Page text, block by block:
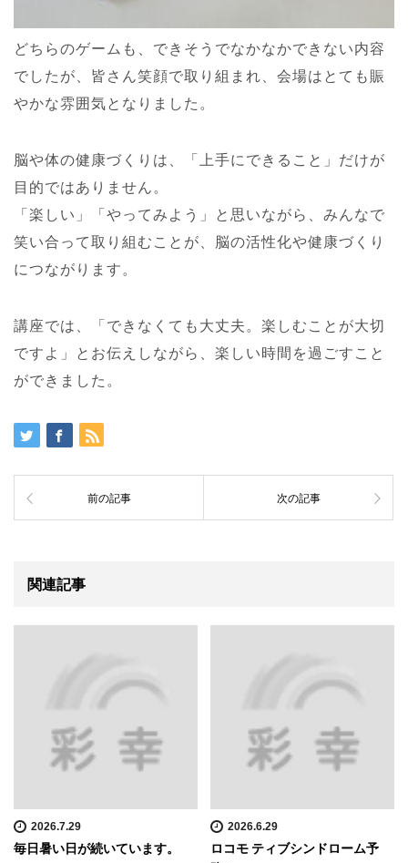
どちらのゲームも、できそうでなかなかできない内容
でしたが、皆さん笑顔で取り組まれ、会場はとても賑
やかな雰囲気となりました。
脳や体の健康づくりは、「上手にできること」だけが
目的ではありません。
「楽しい」「やってみよう」と思いながら、みんなで
笑い合って取り組むことが、脳の活性化や健康づくり
につながります。
講座では、「できなくても大丈夫。楽しむことが大切
ですよ」とお伝えしながら、楽しい時間を過ごすこと
ができました。
前の記事 次の記事
関連記事
2026.7.29
毎日暑い日が続いています。
2026.6.29
ロコモ ティブシンドローム予